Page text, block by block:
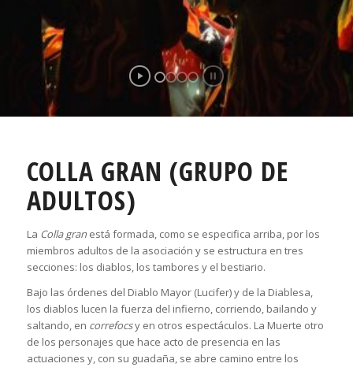
COLLA GRAN (GRUPO DE
ADULTOS)
La Colla granestá formada, como se especifica arriba, por los
miembros adultos de la asociación y se estructura en tres
secciones: los diablos, los tambores y el bestiario.
Bajo las órdenes del Diablo Mayor (Lucifer) y de la Diablesa,
los diablos lucen la fuerza del infierno, corriendo, bailando y
saltando, en correfocsy en otros espectáculos. La Muerte otro
de los personajes que hace acto de presencia en las
actuaciones y, con su guadaña, se abre camino entre los